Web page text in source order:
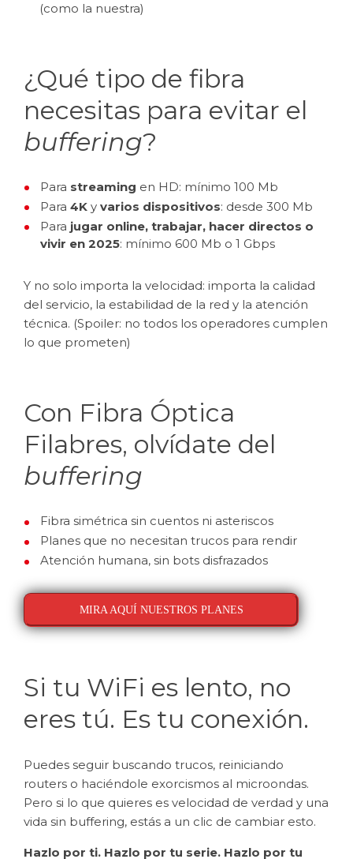
(como la nuestra)
¿Qué tipo de fibra
necesitas para evitar el
buffering?
Para streaming en HD: mínimo 100 Mb
Para 4K y varios dispositivos: desde 300 Mb
Para jugar online, trabajar, hacer directos o
vivir en 2025: mínimo 600 Mb o 1 Gbps
Y no solo importa la velocidad: importa la calidad
del servicio, la estabilidad de la red y la atención
técnica. (Spoiler: no todos los operadores cumplen
lo que prometen)
Con Fibra Óptica
Filabres, olvídate del
buffering
Fibra simétrica sin cuentos ni asteriscos
Planes que no necesitan trucos para rendir
Atención humana, sin bots disfrazados
MIRA AQUÍ NUESTROS PLANES
Si tu WiFi es lento, no
eres tú. Es tu conexión.
Puedes seguir buscando trucos, reiniciando
routers o haciéndole exorcismos al microondas.
Pero si lo que quieres es velocidad de verdad y una
vida sin buffering, estás a un clic de cambiar esto.
Hazlo por ti. Hazlo por tu serie. Hazlo por tu